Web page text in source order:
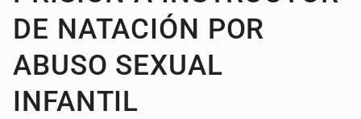
DE NATACIÓN POR
ABUSO SEXUAL
INFANTIL